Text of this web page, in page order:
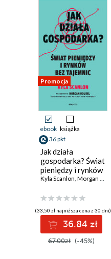
Promocja
ebook książka
36 pkt
Jak działa
gospodarka? Świat
pieniędzy i rynków
bez tajemnic
Kyla Scanlon Morgan Housel
(33,50 zł najniższa cena z 30 dni)
36.84 zł
67.00zł (-45%)